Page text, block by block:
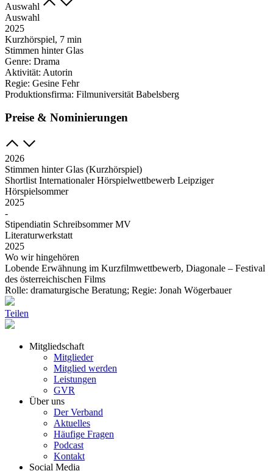
Auswahl
Auswahl
2025
Kurzhörspiel, 7 min
Stimmen hinter Glas
Genre: Drama
Aktivität: Autorin
Regie: Gesine Fehr
Produktionsfirma: Filmuniversität Babelsberg
Preise & Nominierungen
2026
Stimmen hinter Glas (Kurzhörspiel)
Shortlist Internationaler Hörspielwettbewerb Leipziger
Hörspielsommer
2025
-
Stipendiatin Schreibsommer MV
Literaturwerkstatt
2025
Wo wir hingehören
Lobende Erwähnung im Kurzfilmwettbewerb, Diagonale – Festival
des österreichischen Films
Rolle: dramaturgische Beratung; Regie: Jonah Wögerbauer
Teilen
Mitgliedschaft
Mitglieder
Mitglied werden
Leistungen
GVR
Über uns
Der Verband
Aktuelles
Häufige Fragen
Podcast
Kontakt
Social Media